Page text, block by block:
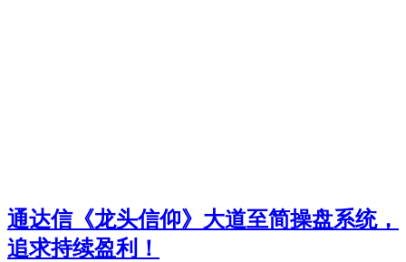
通达信《龙头信仰》大道至简操盘系统，
追求持续盈利！